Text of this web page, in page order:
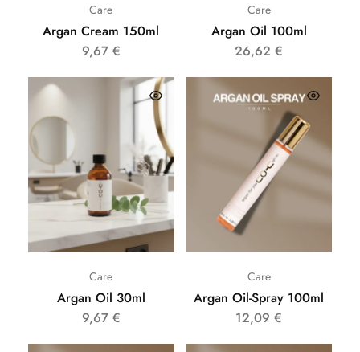
Care
Argan Cream 150ml
9,67 €
Care
Argan Oil 100ml
26,62€
Care
Argan Oil 30ml
9,67 €
Care
Argan Oil-Spray 100ml
12,09€